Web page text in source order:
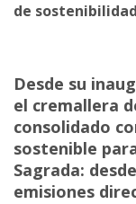
de sostenibilidad
Desde su
el cremallera
consolidado
sostenible
Sagrada:
emisiones